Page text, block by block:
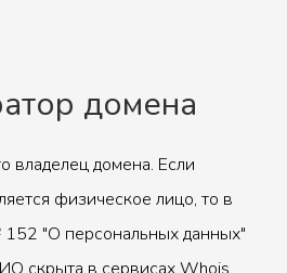
домена
владелец домена. Если
физическое лицо, то в
"О персональных данных"